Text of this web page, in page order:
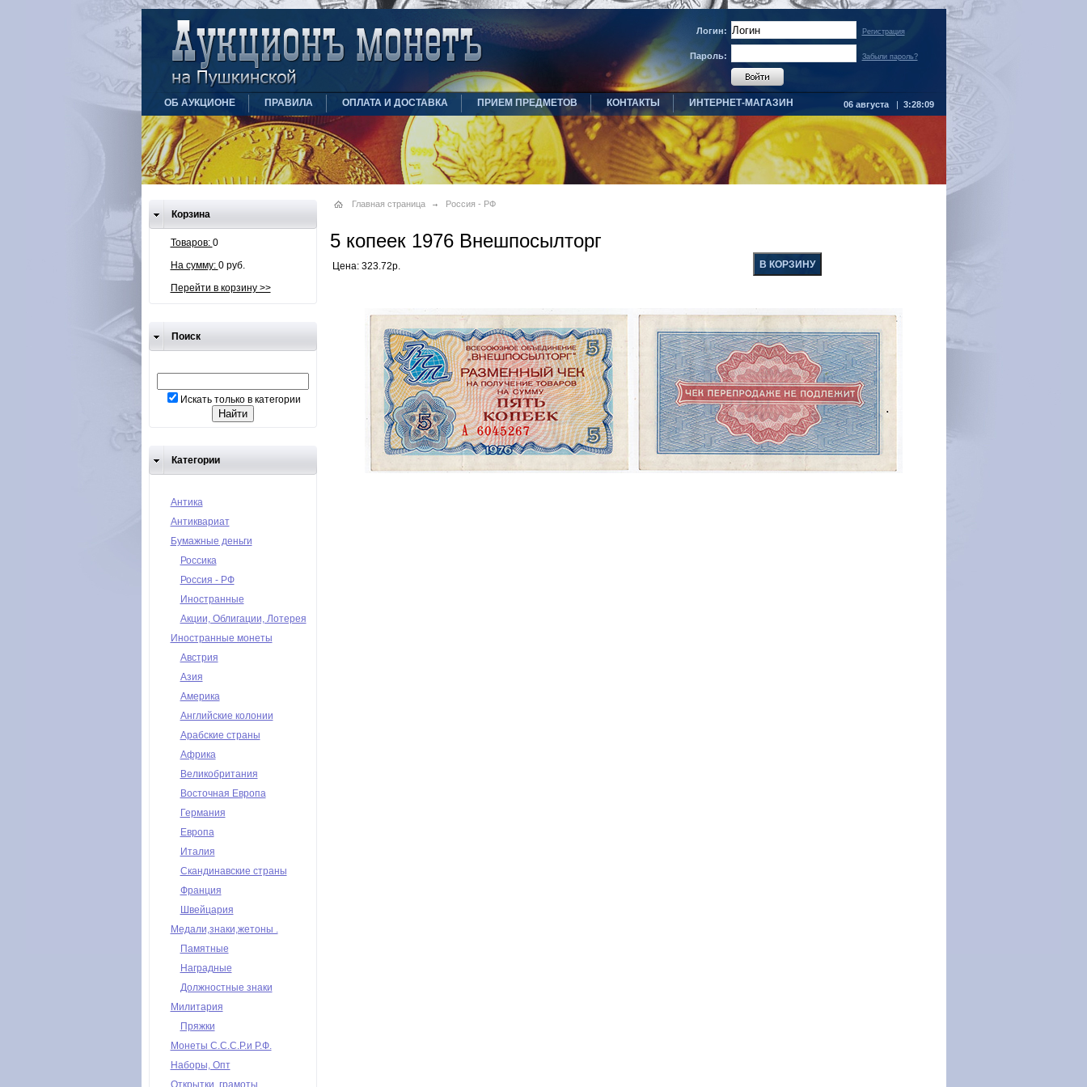
Логин: Регистрация
Пароль: Забыли пароль?
ОБ АУКЦИОНЕ ПРАВИЛА ОПЛАТА И ДОСТАВКА ПРИЕМ ПРЕДМЕТОВ КОНТАКТЫ ИНТЕРНЕТ-МАГАЗИН 06 августа | 3:28:09
Корзина
Товаров: 0
На сумму: 0 руб.
Перейти в корзину >>
Поиск
Искать только в категории
Категории
Антика
Антиквариат
Бумажные деньги
Россика
Россия - РФ
Иностранные
Акции, Облигации, Лотерея
Иностранные монеты
Австрия
Азия
Америка
Английские колонии
Арабские страны
Африка
Великобритания
Восточная Европа
Германия
Европа
Италия
Скандинавские страны
Франция
Швейцария
Медали,знаки,жетоны .
Памятные
Наградные
Должностные знаки
Милитария
Пряжки
Монеты С.С.С.Р.и Р.Ф.
Наборы, Опт
Открытки, грамоты,
Главная страница Россия - РФ
5 копеек 1976 Внешпосылторг
Цена: 323.72р.